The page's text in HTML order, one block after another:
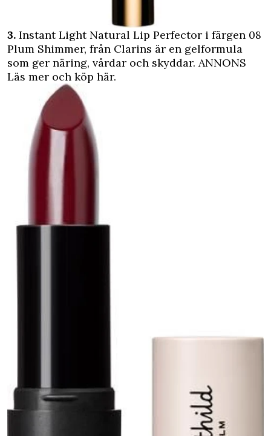
3. Instant Light Natural Lip Perfector i färgen 08
Plum Shimmer, från Clarins är en gelformula
som ger näring, vårdar och skyddar. ANNONS
Läs mer och köp här.